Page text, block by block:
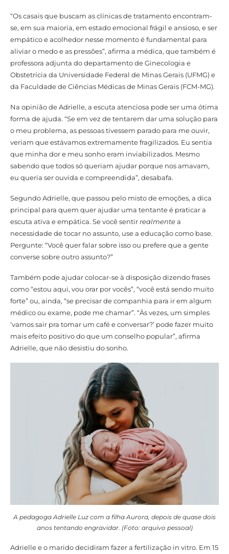
“Os casais que buscam as clínicas de tratamento encontram-
se, em sua maioria, em estado emocional frágil e ansioso, e ser
empático e acolhedor nesse momento é fundamental para
aliviar o medo e as pressões”, afirma a médica, que também é
professora adjunta do departamento de Ginecologia e
Obstetrícia da Universidade Federal de Minas Gerais (UFMG) e
da Faculdade de Ciências Médicas de Minas Gerais (FCM-MG).
Na opinião de Adrielle, a escuta atenciosa pode ser uma ótima
forma de ajuda. “Se em vez de tentarem dar uma solução para
o meu problema, as pessoas tivessem parado para me ouvir,
veriam que estávamos extremamente fragilizados. Eu sentia
que minha dor e meu sonho eram inviabilizados. Mesmo
sabendo que todos só queriam ajudar porque nos amavam,
eu queria ser ouvida e compreendida”, desabafa.
Segundo Adrielle, que passou pelo misto de emoções, a dica
principal para quem quer ajudar uma tentante é praticar a
escuta ativa e empática. Se você sentir realmentea
necessidade de tocar no assunto, use a educação como base.
Pergunte: “Você quer falar sobre isso ou prefere que a gente
converse sobre outro assunto?”
Também pode ajudar colocar-se à disposição dizendo frases
como “estou aqui, vou orar por vocês”, “você está sendo muito
forte” ou, ainda, “se precisar de companhia para ir em algum
médico ou exame, pode me chamar”. “Às vezes, um simples
‘vamos sair pra tomar um café e conversar?’ pode fazer muito
mais efeito positivo do que um conselho popular”, afirma
Adrielle, que não desistiu do sonho.
A pedagoga Adrielle Luz com a filha Aurora, depois de quase dois
anos tentando engravidar. (Foto: arquivo pessoal)
Adrielle e o marido decidiram fazer a fertilização in vitro. Em 15